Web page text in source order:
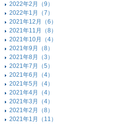
2022年2月（9）
2022年1月（7）
2021年12月（6）
2021年11月（8）
2021年10月（4）
2021年9月（8）
2021年8月（3）
2021年7月（5）
2021年6月（4）
2021年5月（4）
2021年4月（4）
2021年3月（4）
2021年2月（8）
2021年1月（11）